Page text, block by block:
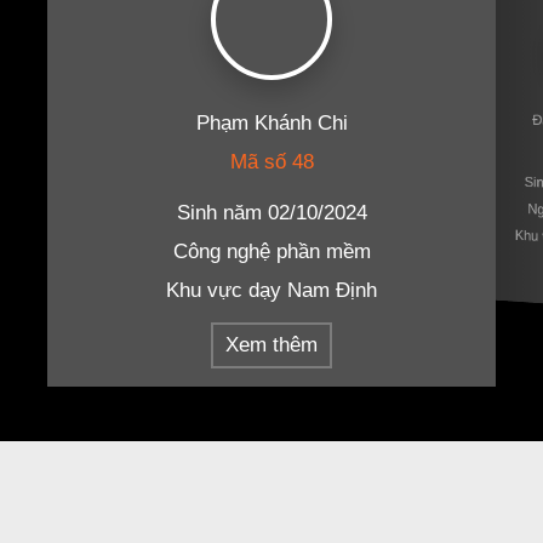
Phạm Khánh Chi
Mã số 48
Sinh năm 02/10/2024
Công nghệ phần mềm
Khu vực dạy Nam Định
Xem thêm